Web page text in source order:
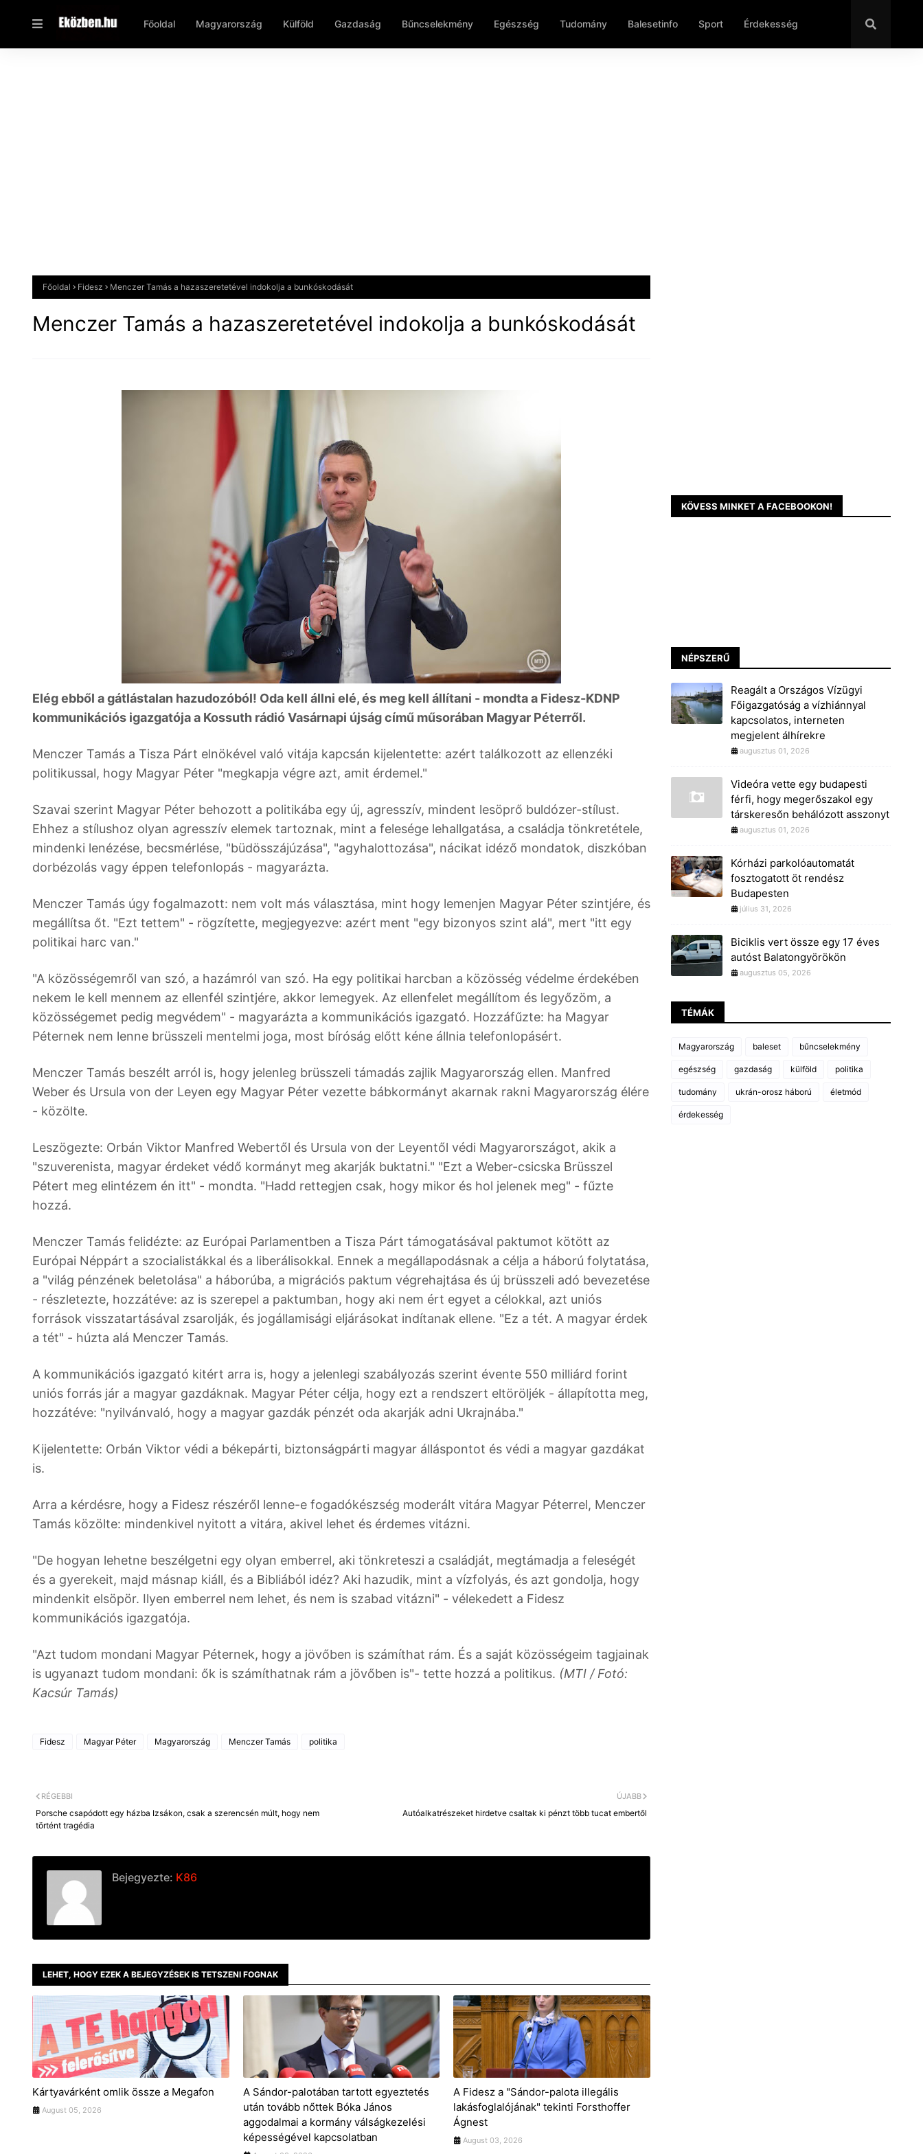
Főoldal Magyarország Külföld Gazdaság Bűncselekmény Egészség Tudomány Balesetinfo Sport Érdekesség
Főoldal Fidesz Menczer Tamás a hazaszeretetével indokolja a bunkóskodását
Menczer Tamás a hazaszeretetével indokolja a bunkóskodását
Elég ebből a gátlástalan hazudozóból! Oda kell állni elé, és meg kell állítani - mondta a Fidesz-KDNP
kommunikációs igazgatója a Kossuth rádió Vasárnapi újság című műsorában Magyar Péterről.
Menczer Tamás a Tisza Párt elnökével való vitája kapcsán kijelentette: azért találkozott az ellenzéki
politikussal, hogy Magyar Péter "megkapja végre azt, amit érdemel."
Szavai szerint Magyar Péter behozott a politikába egy új, agresszív, mindent lesöprő buldózer-stílust.
Ehhez a stílushoz olyan agresszív elemek tartoznak, mint a felesége lehallgatása, a családja tönkretétele,
mindenki lenézése, becsmérlése, "büdösszájúzása", "agyhalottozása", nácikat idéző mondatok, diszkóban
dorbézolás vagy éppen telefonlopás - magyarázta.
Menczer Tamás úgy fogalmazott: nem volt más választása, mint hogy lemenjen Magyar Péter szintjére, és
megállítsa őt. "Ezt tettem" - rögzítette, megjegyezve: azért ment "egy bizonyos szint alá", mert "itt egy
politikai harc van."
"A közösségemről van szó, a hazámról van szó. Ha egy politikai harcban a közösség védelme érdekében
nekem le kell mennem az ellenfél szintjére, akkor lemegyek. Az ellenfelet megállítom és legyőzöm, a
közösségemet pedig megvédem" - magyarázta a kommunikációs igazgató. Hozzáfűzte: ha Magyar
Péternek nem lenne brüsszeli mentelmi joga, most bíróság előtt kéne állnia telefonlopásért.
Menczer Tamás beszélt arról is, hogy jelenleg brüsszeli támadás zajlik Magyarország ellen. Manfred
Weber és Ursula von der Leyen egy Magyar Péter vezette bábkormányt akarnak rakni Magyarország élére
- közölte.
Leszögezte: Orbán Viktor Manfred Webertől és Ursula von der Leyentől védi Magyarországot, akik a
"szuverenista, magyar érdeket védő kormányt meg akarják buktatni." "Ezt a Weber-csicska Brüsszel
Pétert meg elintézem én itt" - mondta. "Hadd rettegjen csak, hogy mikor és hol jelenek meg" - fűzte
hozzá.
Menczer Tamás felidézte: az Európai Parlamentben a Tisza Párt támogatásával paktumot kötött az
Európai Néppárt a szocialistákkal és a liberálisokkal. Ennek a megállapodásnak a célja a háború folytatása,
a "világ pénzének beletolása" a háborúba, a migrációs paktum végrehajtása és új brüsszeli adó bevezetése
- részletezte, hozzátéve: az is szerepel a paktumban, hogy aki nem ért egyet a célokkal, azt uniós
források visszatartásával zsarolják, és jogállamisági eljárásokat indítanak ellene. "Ez a tét. A magyar érdek
a tét" - húzta alá Menczer Tamás.
A kommunikációs igazgató kitért arra is, hogy a jelenlegi szabályozás szerint évente 550 milliárd forint
uniós forrás jár a magyar gazdáknak. Magyar Péter célja, hogy ezt a rendszert eltöröljék - állapította meg,
hozzátéve: "nyilvánvaló, hogy a magyar gazdák pénzét oda akarják adni Ukrajnába."
Kijelentette: Orbán Viktor védi a békepárti, biztonságpárti magyar álláspontot és védi a magyar gazdákat
is.
Arra a kérdésre, hogy a Fidesz részéről lenne-e fogadókészség moderált vitára Magyar Péterrel, Menczer
Tamás közölte: mindenkivel nyitott a vitára, akivel lehet és érdemes vitázni.
"De hogyan lehetne beszélgetni egy olyan emberrel, aki tönkreteszi a családját, megtámadja a feleségét
és a gyerekeit, majd másnap kiáll, és a Bibliából idéz? Aki hazudik, mint a vízfolyás, és azt gondolja, hogy
mindenkit elsöpör. Ilyen emberrel nem lehet, és nem is szabad vitázni" - vélekedett a Fidesz
kommunikációs igazgatója.
"Azt tudom mondani Magyar Péternek, hogy a jövőben is számíthat rám. És a saját közösségeim tagjainak
is ugyanazt tudom mondani: ők is számíthatnak rám a jövőben is"- tette hozzá a politikus. (MTI / Fotó:
Kacsúr Tamás)
Fidesz Magyar Péter Magyarország Menczer Tamás politika
ÚJABB
Autóalkatrészeket hirdetve csaltak ki pénzt több tucat embertől
RÉGEBBI
Porsche csapódott egy házba Izsákon, csak a szerencsén múlt, hogy nem
történt tragédia
Bejegyezte: K86
LEHET, HOGY EZEK A BEJEGYZÉSEK IS TETSZENI FOGNAK
Kártyavárként omlik össze a Megafon
August 05, 2026
A Sándor-palotában tartott egyeztetés
után tovább nőttek Bóka János
aggodalmai a kormány válságkezelési
képességével kapcsolatban
A Fidesz a "Sándor-palota illegális
lakásfoglalójának" tekinti Forsthoffer
Ágnest
August 03, 2026
KÖVESS MINKET A FACEBOOKON!
NÉPSZERŰ
Reagált a Országos Vízügyi
Főigazgatóság a vízhiánnyal
kapcsolatos, interneten
megjelent álhírekre
augusztus 01, 2026
Videóra vette egy budapesti
férfi, hogy megerőszakol egy
társkeresőn behálózott asszonyt
augusztus 01, 2026
Kórházi parkolóautomatát
fosztogatott öt rendész
Budapesten
július 31, 2026
Biciklis vert össze egy 17 éves
autóst Balatongyörökön
augusztus 05, 2026
TÉMÁK
Magyarország baleset bűncselekmény
egészség gazdaság külföld politika
tudomány ukrán-orosz háború életmód
érdekesség